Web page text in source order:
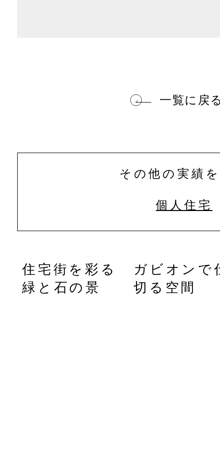
一覧に戻
その他の実績
個人住宅
住宅街を彩る
緑と石の景
ガビオンで
切る空間